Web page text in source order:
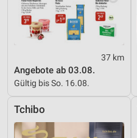
37 km
Angebote ab 03.08.
Gültig bis So. 16.08.
Tchibo
Werbung